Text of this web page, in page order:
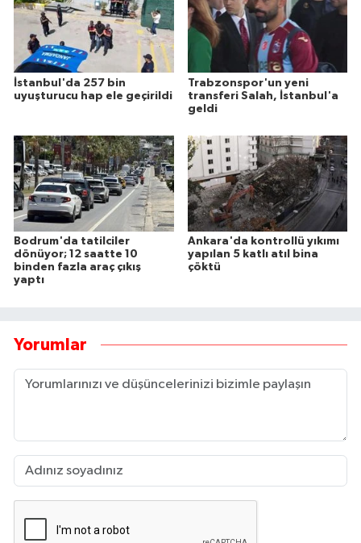
İstanbul'da 257 bin
uyuşturucu hap ele geçirildi
Trabzonspor'un yeni
transferi Salah, İstanbul'a
geldi
Bodrum'da tatilciler
dönüyor; 12 saatte 10
binden fazla araç çıkış
yaptı
Ankara'da kontrollü yıkımı
yapılan 5 katlı atıl bina
çöktü
Yorumlar